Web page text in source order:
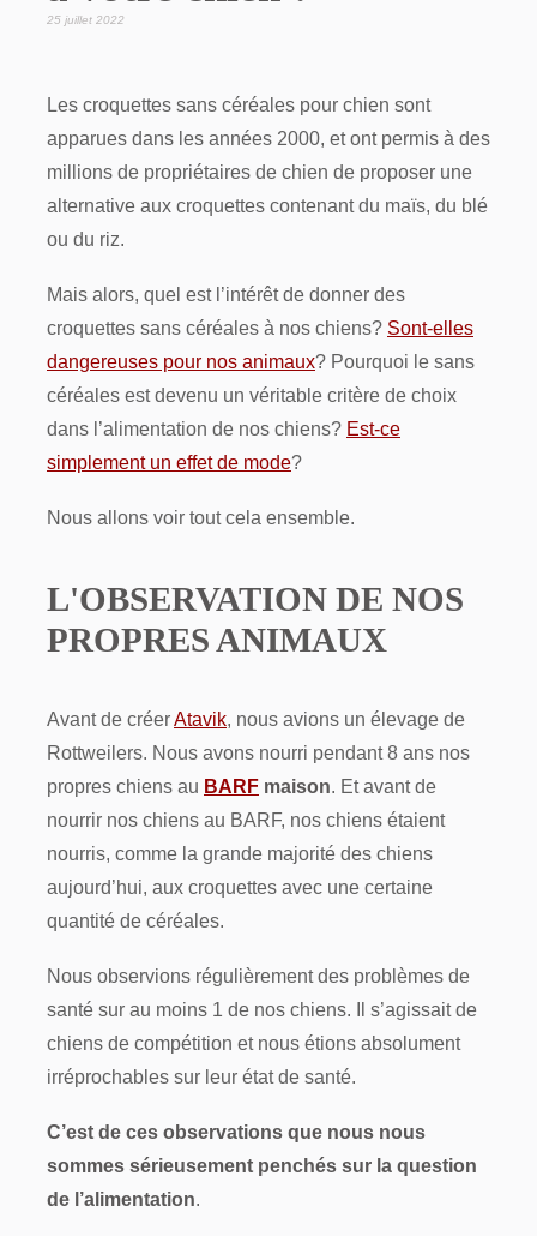
25 juillet 2022
Les croquettes sans céréales pour chien sont
apparues dans les années 2000, et ont permis à des
millions de propriétaires de chien de proposer une
alternative aux croquettes contenant du maïs, du blé
ou du riz.
Mais alors, quel est l’intérêt de donner des
croquettes sans céréales à nos chiens? Sont-elles
dangereuses pour nos animaux? Pourquoi le sans
céréales est devenu un véritable critère de choix
dans l’alimentation de nos chiens? Est-ce
simplement un effet de mode?
Nous allons voir tout cela ensemble.
L'OBSERVATION DE NOS
PROPRES ANIMAUX
Avant de créerAtavik, nous avions un élevage de
Rottweilers. Nous avons nourri pendant 8 ans nos
propres chiens au BARF maison. Et avant de
nourrir nos chiens au BARF, nos chiens étaient
nourris, comme la grande majorité des chiens
aujourd’hui, aux croquettes avec une certaine
quantité de céréales.
Nous observions régulièrement des problèmes de
santé sur au moins 1 de nos chiens. Il s’agissait de
chiens de compétition et nous étions absolument
irréprochables sur leur état de santé.
C’est de ces observations que nous nous
sommes sérieusement penchés sur la question
de l’alimentation.